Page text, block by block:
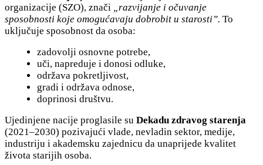
organizacije (SZO), znači
„razvijanje i očuvanje
sposobnosti koje omogućavaju dobrobit u starosti”. To
uključuje sposobnost da osoba:
zadovolji osnovne potrebe,
uči, napreduje i donosi odluke,
održava pokretljivost,
gradi i održava odnose,
doprinosi društvu.
Ujedinjene nacije proglasile su Dekadu zdravog starenja
(2021–2030) pozivajući vlade, nevladin sektor, medije,
industriju i akademsku zajednicu da unaprijede kvalitet
života starijih osoba.